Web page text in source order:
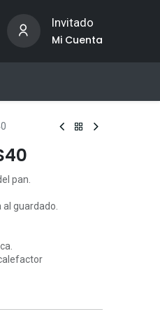
Invitado
Mi Cuenta
pan.
guardado.